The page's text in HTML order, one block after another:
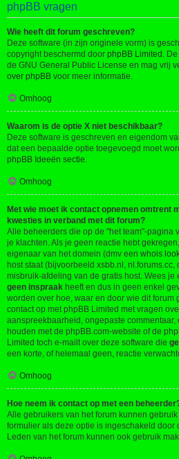
phpBB vragen
Wie heeft dit forum geschreven?
Deze software (in zijn originele vorm) is
copyright beschermd door phpBB Limited .
de GNU General Public License en mag vrij
over phpBB voor meer informatie.
Omhoog
Waarom is de optie X niet beschikbaar?
Deze software is geschreven en eigendom
dat een bepaalde optie toegevoegd moet
phpBB Ideeën sectie.
Omhoog
Met wie moet ik contact opnemen omtrent
kwesties in verband met dit forum?
Alle beheerders die op de "het team"-pagina
je klachten. Als je geen reactie hebt
eigenaar van het domein (dmv een whois
host staat (bijvoorbeeld xsbb.nl,
misbruik-afdeling van de gratis host. Wees je
geen inspraak heeft en dus in geen enkel
worden over hoe, waar en door wie dit forum
contact op met phpBB Limited met vragen
aanspreekbaarheid, ongepaste commentaar,
houden met de phpBB.com-website of de
Limited toch e-mailt over deze software die
een korte, of helemaal geen, reactie
Omhoog
Hoe neem ik contact op met een
Alle gebruikers van het forum kunnen gebruik
formulier als deze optie is ingeschakeld door
Leden van het forum kunnen ook gebruik